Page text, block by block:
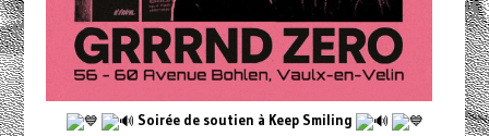
Soirée de soutien à Keep Smiling